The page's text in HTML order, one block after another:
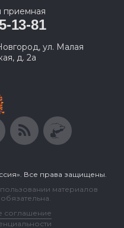
приемная
13-81
ул. Малая
д. 2а
Все права защищены.
материалов
соглашение